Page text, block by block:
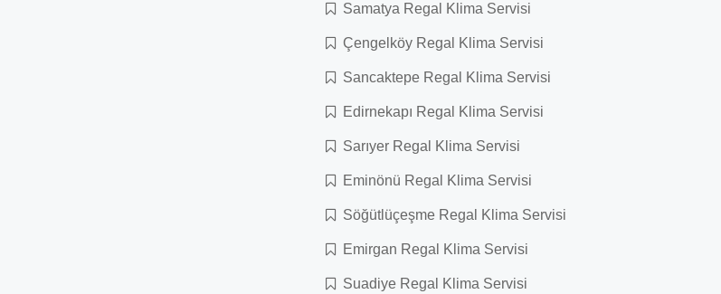
Samatya Regal Klima Servisi
Çengelköy Regal Klima Servisi
Sancaktepe Regal Klima Servisi
Edirnekapı Regal Klima Servisi
Sarıyer Regal Klima Servisi
Eminönü Regal Klima Servisi
Söğütlüçeşme Regal Klima Servisi
Emirgan Regal Klima Servisi
Suadiye Regal Klima Servisi